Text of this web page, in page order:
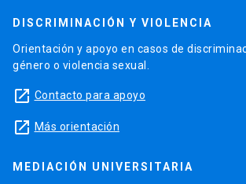
DISCRIMINACIÓN Y VIOLENCIA
Orientación y apoyo en casos de
género o violencia sexual.
launch Contacto para apoyo
launch Más orientación
MEDIACIÓN UNIVERSITARIA